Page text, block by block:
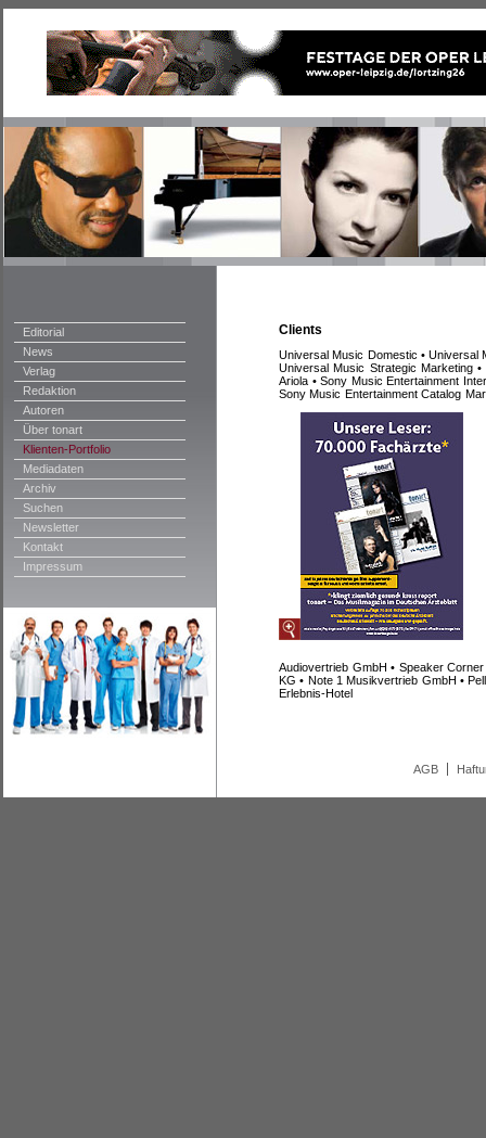
Editorial
News
Verlag
Redaktion
Autoren
Über tonart
Klienten-Portfolio
Mediadaten
Archiv
Suchen
Newsletter
Kontakt
Impressum
Clients
Universal Music Domestic • Universal
Universal Music Strategic Marketing
Ariola • Sony Music Entertainment
Sony Music Entertainment Catalog
Audiovertrieb GmbH • Speaker
KG • Note 1 Musikvertrieb GmbH •
Erlebnis-Hotel
AGB